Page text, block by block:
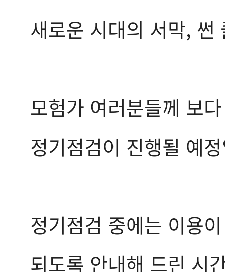
새로운 시대의 서막, 썬
모험가 여러분들께 보
정기점검이 진행될 예
정기점검 중에는 이용
되도록 안내해 드린 시